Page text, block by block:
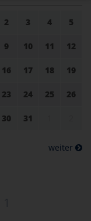
2 3 4 5
9 10 11 12
16 17 18 19
23 24 25 26
30 31
weiter
1